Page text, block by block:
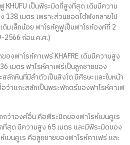
เป็นพีระมิดที่สูงที่สุด เดิมมีความ
138 เมตร เพราะส่วนยอดได้พังทลายไป
ดิมเล็กน้อย ฟาโรห์คูฟูเป็นฟาโรห์องค์ที่ 2
2566 ก่อน ค.ศ.)
งฟาโรห์คาเฟร่ KHAFRE เดิมมีความสูง
เมตร ฟาโรห์คาเฟร่เป็นลูกชายของ
ลักหินที่มีลำตัวเป็นสิงโต มีศีรษะและใบหน้า
ว่าแกะสลักเป็นพระพักตร์ของฟาโรห์คาเฟ
ว่าองค์อื่น คือพีระมิดของฟาโรห์เมนคูเร
ที่สุด มีความสูง 65 เมตร และมีพีระมิดของ
เมนคูเร คือลูกชายของฟาโรห์คาเฟร่ และ